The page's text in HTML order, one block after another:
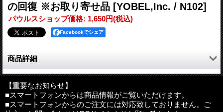
の回復 ※お取り寄せ品 [YOBEL,Inc. / N102]
パウルスショップ価格: 1,650円(税込)
Facebookでシェア
商品詳細
イエスが生まれ育ち、民と共に暮らし、「神の国運動」の場とな
った「ガリラヤ」、その地に焦点を当てて聖書を捉え直す渾身の
「キリスト教解体新書」。〈歴史のイエス〉と〈信仰のキリス
ト〉との間にある剥離を明示してキリスト教最大の問題を乗り越
【重要なお知らせ】
■スマートフォンからは商品情報がご覧いただけます。
■スマートフォンからのご注文には対応致しておりません。ご